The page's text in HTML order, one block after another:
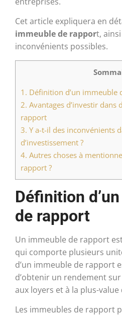
Cet article expliquera en
immeuble de rapport,
inconvénients possibles.
1. Définition d’un immeuble
2. Avantages d’investir dans
rapport
3. Y a-t-il des inconvénients
d’investissement ?
4. Autres choses à
rapport ?
Définition
de rapport
Un immeuble de rapport
qui comporte plusieurs
d’un immeuble de rapport
d’obtenir un rendement
aux loyers et à la plus-
Les immeubles de rapport